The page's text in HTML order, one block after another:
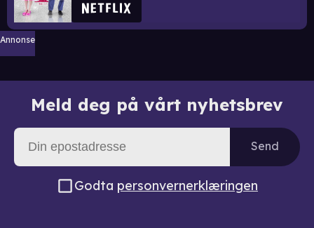
Annonse
Meld deg på vårt nyhetsbrev
Send
Godta personvernerklæringen